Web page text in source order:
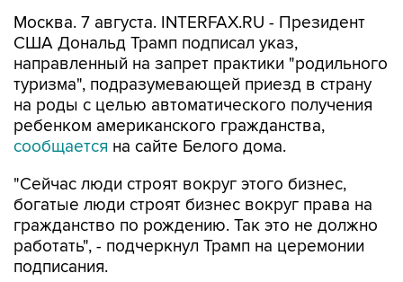
Москва. 7 августа. INTERFAX.RU - Президент
США Дональд Трамп подписал указ,
направленный на запрет практики "родильного
туризма", подразумевающей приезд в страну
на роды с целью автоматического получения
ребенком американского гражданства,
сообщается на сайте Белого дома.
"Сейчас люди строят вокруг этого бизнес,
богатые люди строят бизнес вокруг права на
гражданство по рождению. Так это не должно
работать", - подчеркнул Трамп на церемонии
подписания.